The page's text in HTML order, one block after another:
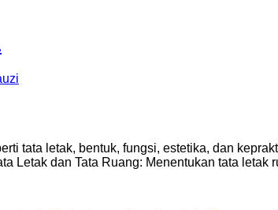
tata letak, bentuk, fungsi, estetika, dan
Letak dan Tata Ruang: Menentukan tata letak